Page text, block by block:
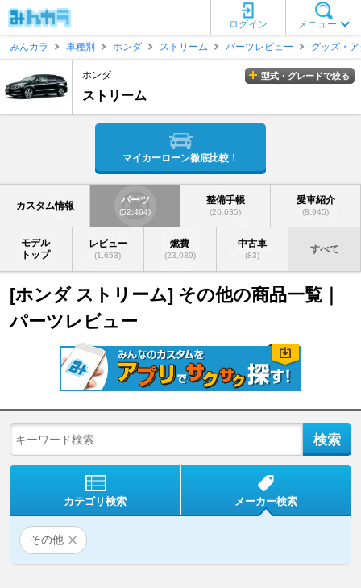
メニュー
ログイン
みんカラ
車種別 ホンダ ストリーム パーツレビュー グッズ・
ホンダ
ストリーム
型式・グレードで絞る
マイカーローン徹底比較！
カスタム情報 パーツ
(52,464)
整備手帳
(26,635)
愛車紹介
(8,945)
モデル
トップ
レビュー
(1,653)
燃費
(23,039)
中古車
(83)
すべて
[ホンダ ストリーム] その他の商品一覧｜
パーツレビュー
カテゴリ検索 メーカー検索
その他